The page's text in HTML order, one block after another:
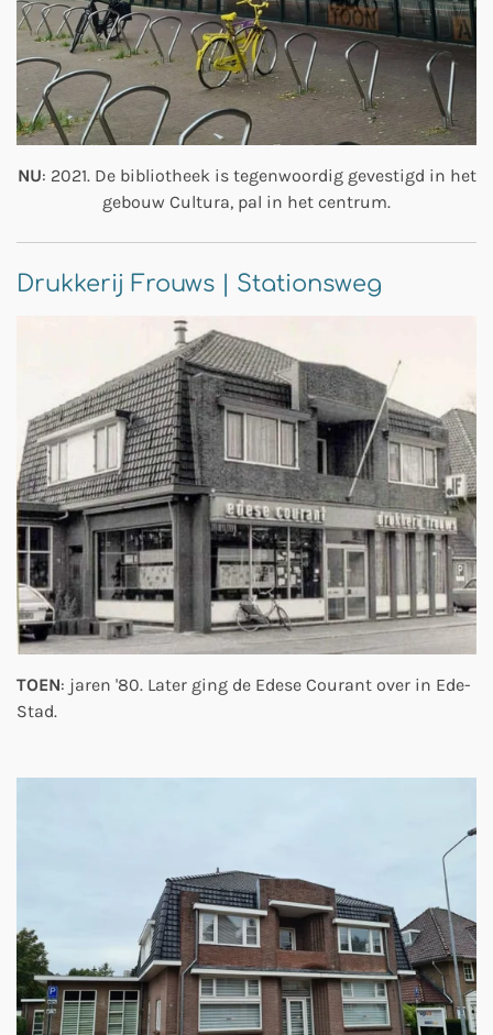
NU: 2021. De bibliotheek is tegenwoordig gevestigd in het
gebouw Cultura, pal in het centrum.
Drukkerij Frouws | Stationsweg
TOEN: jaren '80. Later ging de Edese Courant over in Ede-
Stad.